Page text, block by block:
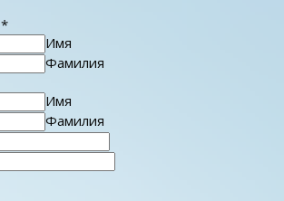
*
Имя
Фамилия
Имя
Фамилия